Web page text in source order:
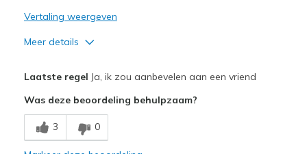
Vertaling weergeven
Meer details
Breathe Well
Comfortable
Laatste regel Ja, ik zou aanbevelen aan een vriend
Was deze beoordeling behulpzaam?
3 0